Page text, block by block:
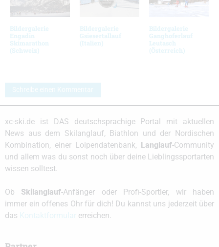
Bildergalerie
Engadin
Skimarathon
(Schweiz)
Bildergalerie
Gsiesertallauf
(Italien)
Bildergalerie
Ganghoferlauf
Leutasch
(Österreich)
Schreibe einen Kommentar
xc-ski.de ist DAS deutschsprachige Portal mit aktuellen
News aus dem Skilanglauf, Biathlon und der Nordischen
Kombination, einer Loipendatenbank,
Langlauf-Community
und allem was du sonst noch über deine Lieblingssportarten
wissen solltest.
Ob Skilanglauf-Anfänger oder Profi-Sportler, wir haben
immer ein offenes Ohr für dich! Du kannst uns jederzeit über
das
erreichen.